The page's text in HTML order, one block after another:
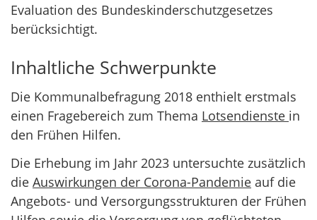
Evaluation des Bundeskinderschutzgesetzes
berücksichtigt.
Inhaltliche Schwerpunkte
Die Kommunalbefragung 2018 enthielt erstmals
einen Fragebereich zum Thema Lotsendienste in
den Frühen Hilfen.
Die Erhebung im Jahr 2023 untersuchte zusätzlich
die Auswirkungen der Corona-Pandemie auf die
Angebots- und Versorgungsstrukturen der Frühen